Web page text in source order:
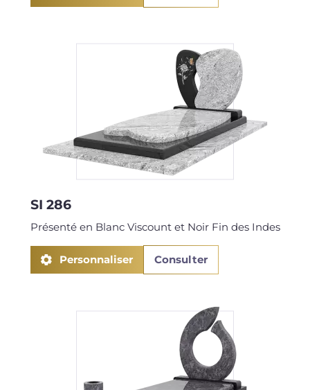
SI 286
Présenté en Blanc Viscount et Noir Fin des Indes
Personnaliser Consulter